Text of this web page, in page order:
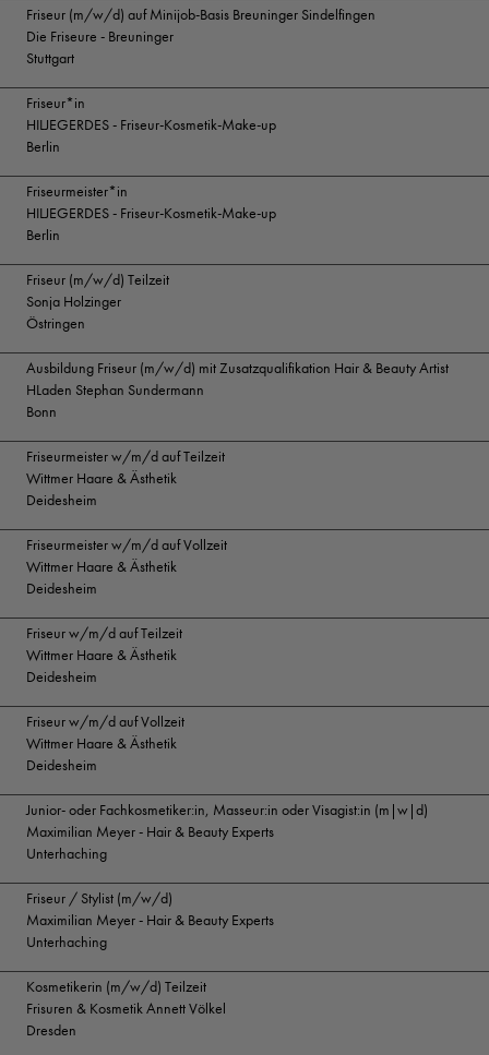
Friseur (m/w/d) auf Minijob-Basis Breuninger Sindelfingen
Die Friseure - Breuninger
Stuttgart
Friseur*in
HILJEGERDES - Friseur-Kosmetik-Make-up
Berlin
Friseurmeister*in
HILJEGERDES - Friseur-Kosmetik-Make-up
Berlin
Friseur (m/w/d) Teilzeit
Sonja Holzinger
Östringen
Ausbildung Friseur (m/w/d) mit Zusatzqualifikation Hair & Beauty Artist
HLaden Stephan Sundermann
Bonn
Friseurmeister w/m/d auf Teilzeit
Wittmer Haare & Ästhetik
Deidesheim
Friseurmeister w/m/d auf Vollzeit
Wittmer Haare & Ästhetik
Deidesheim
Friseur w/m/d auf Teilzeit
Wittmer Haare & Ästhetik
Deidesheim
Friseur w/m/d auf Vollzeit
Wittmer Haare & Ästhetik
Deidesheim
Junior- oder Fachkosmetiker:in, Masseur:in oder Visagist:in (m|w|d)
Maximilian Meyer - Hair & Beauty Experts
Unterhaching
Friseur / Stylist (m/w/d)
Maximilian Meyer - Hair & Beauty Experts
Unterhaching
Kosmetikerin (m/w/d) Teilzeit
Frisuren & Kosmetik Annett Völkel
Dresden